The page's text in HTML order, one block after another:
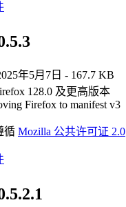
年5月7日 - 167.7 KB
128.0 及更高版本
Firefox to manifest v3
循 Mozilla 公共许可证 2.0